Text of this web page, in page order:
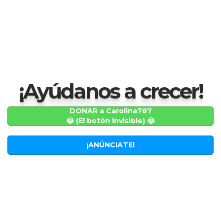
¡Ayúdanos a crecer!
DONAR a Carolina787
😂 (El botón invisible) 😂
¡ANÚNCIATE!